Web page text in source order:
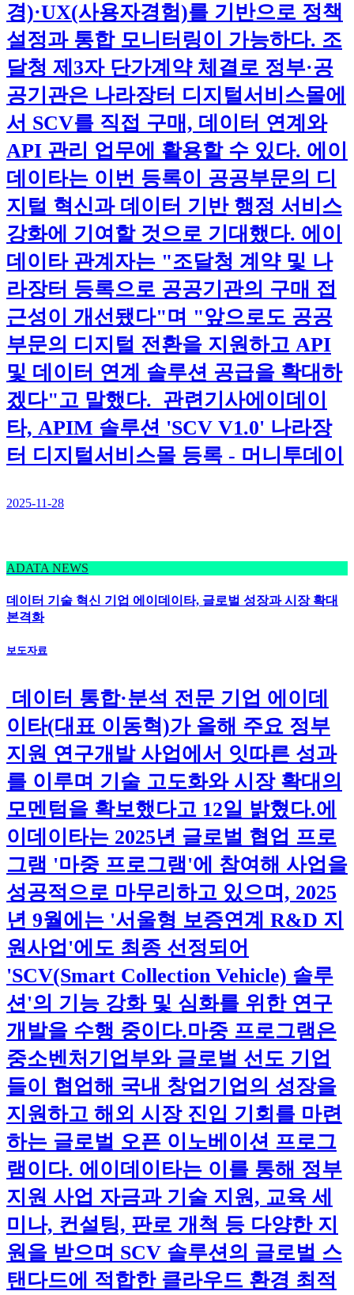
경)·UX(사용자경험)를 기반으로 정책
설정과 통합 모니터링이 가능하다. 조
달청 제3자 단가계약 체결로 정부·공
공기관은 나라장터 디지털서비스몰에
서 SCV를 직접 구매, 데이터 연계와
API 관리 업무에 활용할 수 있다. 에이
데이타는 이번 등록이 공공부문의 디
지털 혁신과 데이터 기반 행정 서비스
강화에 기여할 것으로 기대했다. 에이
데이타 관계자는 "조달청 계약 및 나
라장터 등록으로 공공기관의 구매 접
근성이 개선됐다"며 "앞으로도 공공
부문의 디지털 전환을 지원하고 API
및 데이터 연계 솔루션 공급을 확대하
겠다"고 말했다. 관련기사에이데이
타, APIM 솔루션 'SCV V1.0' 나라장
터 디지털서비스몰 등록 - 머니투데이
2025-11-28
ADATA NEWS
데이터 기술 혁신 기업 에이데이타, 글로벌 성장과 시장 확대
본격화
보도자료
데이터 통합·분석 전문 기업 에이데
이타(대표 이동혁)가 올해 주요 정부
지원 연구개발 사업에서 잇따른 성과
를 이루며 기술 고도화와 시장 확대의
모멘텀을 확보했다고 12일 밝혔다.​에
이데이타는 2025년 글로벌 협업 프로
그램 '마중 프로그램'에 참여해 사업을
성공적으로 마무리하고 있으며, 2025
년 9월에는 '서울형 보증연계 R&D 지
원사업'에도 최종 선정되어
'SCV(Smart Collection Vehicle) 솔루
션'의 기능 강화 및 심화를 위한 연구
개발을 수행 중이다.​마중 프로그램은
중소벤처기업부와 글로벌 선도 기업
들이 협업해 국내 창업기업의 성장을
지원하고 해외 시장 진입 기회를 마련
하는 글로벌 오픈 이노베이션 프로그
램이다. 에이데이타는 이를 통해 정부
지원 사업 자금과 기술 지원, 교육 세
미나, 컨설팅, 판로 개척 등 다양한 지
원을 받으며 SCV 솔루션의 글로벌 스
탠다드에 적합한 클라우드 환경 최적